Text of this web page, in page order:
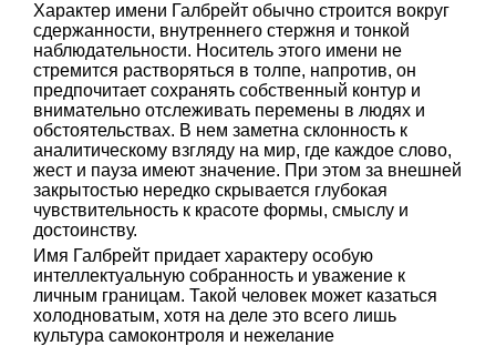
Характер имени Галбрейт обычно строится вокруг
сдержанности, внутреннего стержня и тонкой
наблюдательности. Носитель этого имени не
стремится растворяться в толпе, напротив, он
предпочитает сохранять собственный контур и
внимательно отслеживать перемены в людях и
обстоятельствах. В нем заметна склонность к
аналитическому взгляду на мир, где каждое слово,
жест и пауза имеют значение. При этом за внешней
закрытостью нередко скрывается глубокая
чувствительность к красоте формы, смыслу и
достоинству.
Имя Галбрейт придает характеру особую
интеллектуальную собранность и уважение к
личным границам. Такой человек может казаться
холодноватым, хотя на деле это всего лишь
культура самоконтроля и нежелание